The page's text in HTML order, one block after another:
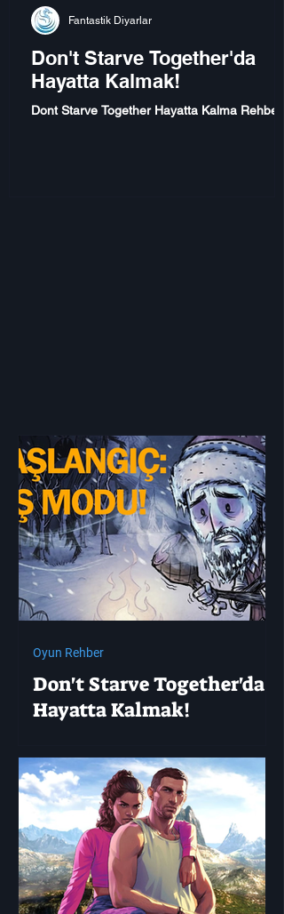
Don't Starve Together'da
Hayatta Kalmak!
Dont Starve Together Hayatta Kalma Rehberi.
Fantastik Diyarlar
Don't Starve Together'da
Hayatta Kalmak!
Oyun Rehber